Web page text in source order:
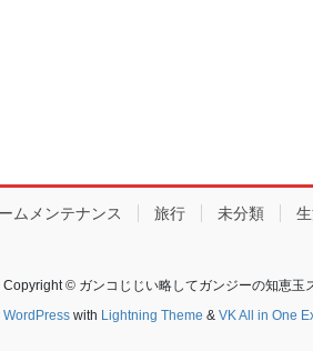
ムメンテナンス 旅行 未分類
Copyright © ガンコじじい略してガンジーの知恵玉
WordPress with Lightning Theme & VK All in One